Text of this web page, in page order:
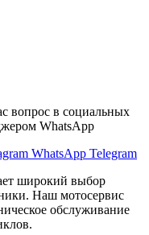
вопрос в социальных
WhatsApp
WhatsApp Telegram
широкий выбор
Наш мотосервис
обслуживание